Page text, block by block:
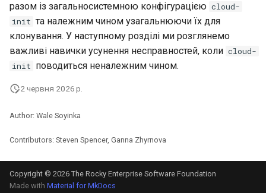
разом із загальносистемною конфігурацією cloud-
init та належним чином узагальнюючи їх для
клонування. У наступному розділі ми розглянемо
важливі навички усунення несправностей, коли cloud-
init поводиться неналежним чином.
2 червня 2026 р.
Author: Wale Soyinka
Contributors: Steven Spencer, Ganna Zhyrnova
Copyright © 2026 The Rocky Enterprise Software Foundation
Made with Material for MkDocs